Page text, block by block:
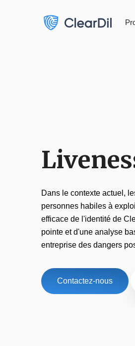
Dans le contexte actuel,
personnes habiles à
efficace de l'identité de
pointe et d'une analyse
entreprise des dangers
Contactez-nous